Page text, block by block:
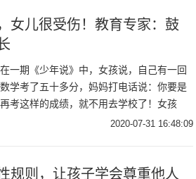
女儿很受伤！教育专家：鼓
在一期《少年说》中，女孩说，自己有一回
数学考了五十多分，妈妈打电话说：你要是
再考这样的成绩，就不用去学校了！女孩
说，我们都是祖国的花朵，你再不改变自
2020-07-31 16:48:09
规则，让孩子学会尊重他人